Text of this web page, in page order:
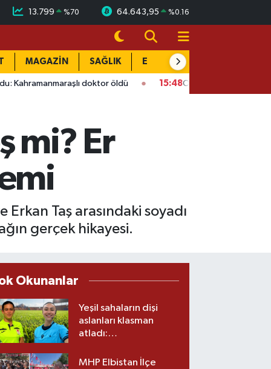
13.799 %70 64.643,95 %0.16
MAGAZİN SAĞLIK EĞİTİM
doktor öldü 15:48 Onikişubat’ta ücretsiz üniversite
mi? Er
Taş arasındaki soyadı
gerçek hikayesi.
Okunanlar
Yeşil sahaların dişi
aslanları klasman
atladı:
üst lige iki transfer!
MHP Elbistan İlçe